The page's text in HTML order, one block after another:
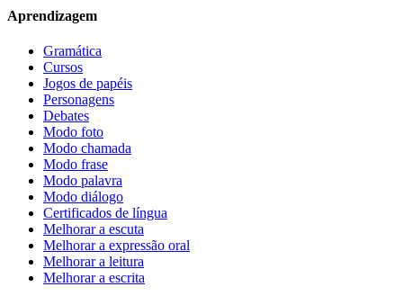
Aprendizagem
Gramática
Cursos
Jogos de papéis
Personagens
Debates
Modo foto
Modo chamada
Modo frase
Modo palavra
Modo diálogo
Certificados de língua
Melhorar a escuta
Melhorar a expressão oral
Melhorar a leitura
Melhorar a escrita